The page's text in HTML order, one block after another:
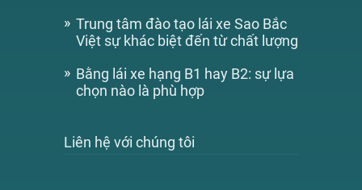
Trung tâm đào tạo lái xe Sao Bắc
Việt sự khác biệt đến từ chất lượng
Bằng lái xe hạng B1 hay B2: sự lựa
chọn nào là phù hợp
Liên hệ với chúng tôi